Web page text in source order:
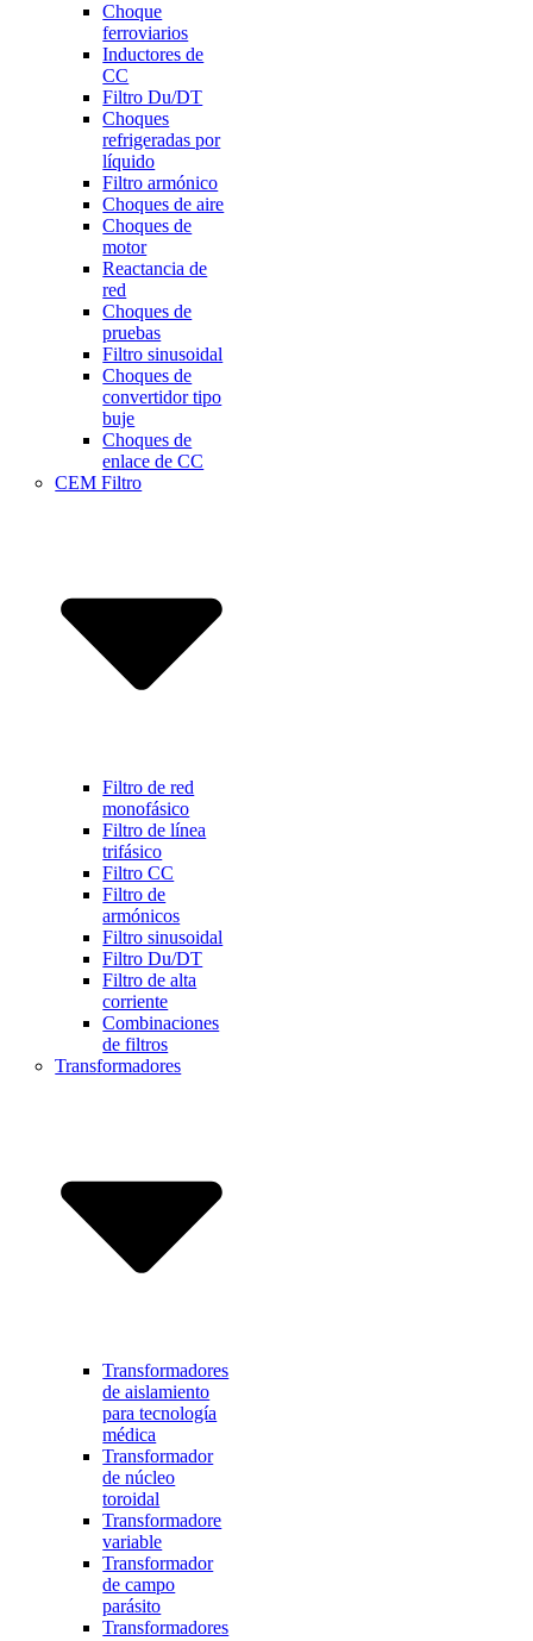
Choque
ferroviarios
Inductores de
CC
Filtro Du/DT
Choques
refrigeradas por
líquido
Filtro armónico
Choques de aire
Choques de
motor
Reactancia de
red
Choques de
pruebas
Filtro sinusoidal
Choques de
convertidor tipo
buje
Choques de
enlace de CC
CEM Filtro
Filtro de red
monofásico
Filtro de línea
trifásico
Filtro CC
Filtro de
armónicos
Filtro sinusoidal
Filtro Du/DT
Filtro de alta
corriente
Combinaciones
de filtros
Transformadores
Transformadores
de aislamiento
para tecnología
médica
Transformador
de núcleo
toroidal
Transformadore
variable
Transformador
de campo
parásito
Transformadores